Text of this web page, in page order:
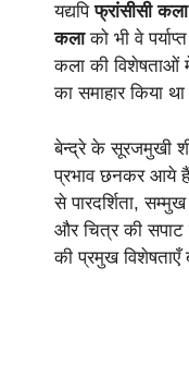
यद्यपिफ्रांसीसी कला
कलाको भी वे
कला की विशेषताओं
का समाहार किया
बेन्द्रे के सूरजमुखी
प्रभाव छनकर आये
से पारदर्शिता,
और चित्र की सपाट
की प्रमुख विशेषताएँ